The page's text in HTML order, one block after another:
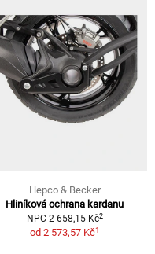
Hepco & Becker
Hliníková ochrana kardanu
NPC 2 658,15 Kč2
od 2 573,57 Kč1